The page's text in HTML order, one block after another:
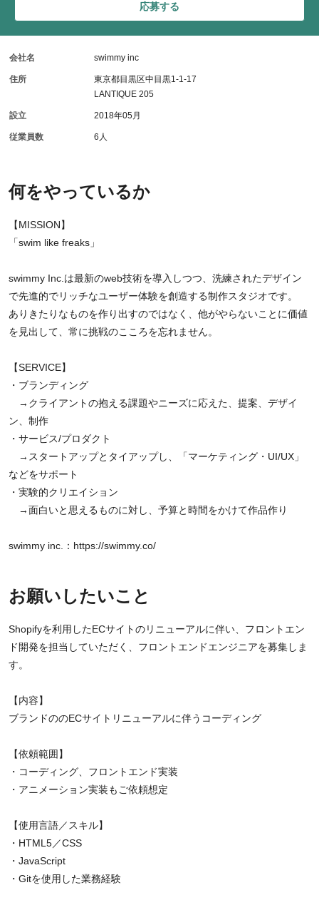
何をやっているか
【MISSION】
「swim like freaks」
swimmy Inc.は最新のweb技術を導入しつつ、洗練されたデザイン
で先進的でリッチなユーザー体験を創造する制作スタジオです。
ありきたりなものを作り出すのではなく、他がやらないことに価値
を見出して、常に挑戦のこころを忘れません。
【SERVICE】
・ブランディング
→クライアントの抱える課題やニーズに応えた、提案、デザイ
ン、制作
・サービス/プロダクト
→スタートアップとタイアップし、「マーケティング・UI/UX」
などをサポート
・実験的クリエイション
→面白いと思えるものに対し、予算と時間をかけて作品作り
swimmy inc.： https://swimmy.co/
お願いしたいこと
Shopifyを利用したECサイトのリニューアルに伴い、フロントエン
ド開発を担当していただく、フロントエンドエンジニアを募集しま
す。
【内容】
ブランドののECサイトリニューアルに伴うコーディング
【依頼範囲】
・コーディング、フロントエンド実装
・アニメーション実装もご依頼想定
【使用言語／スキル】
・HTML5／CSS
・JavaScript
・Gitを使用した業務経験
応募する
会社名 swimmy inc
住所
東京都目黒区中目黒1-1-17
LANTIQUE 205
設立 2018年05月
従業員数 6人